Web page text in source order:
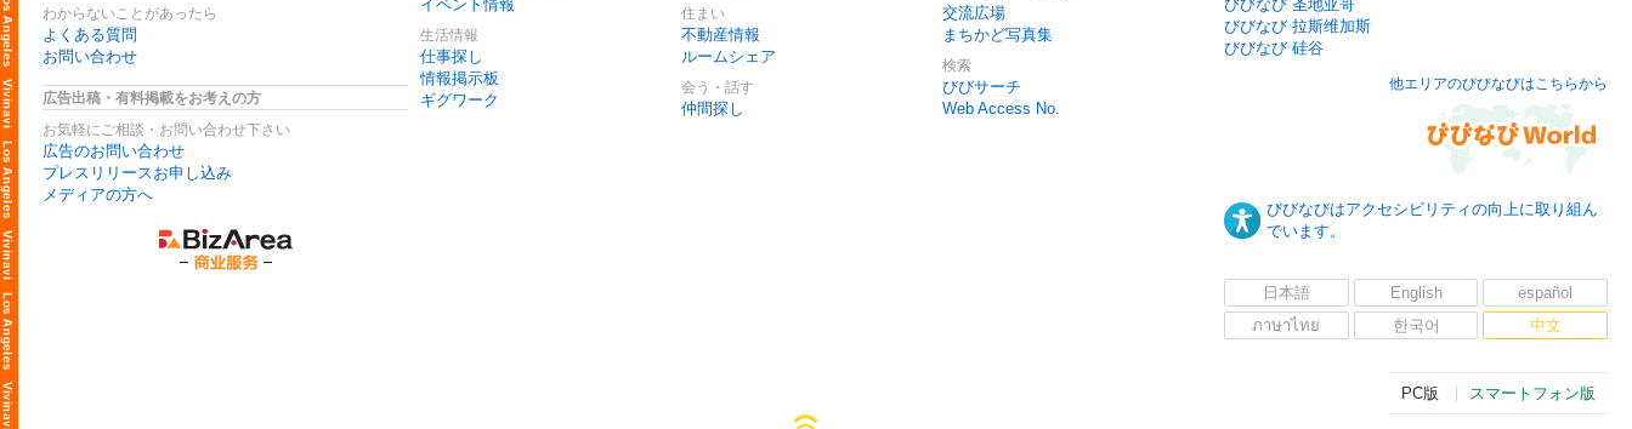
わからないことがあったら
よくある質問
お問い合わせ
広告出稿・有料掲載をお考えの方
お気軽にご相談・お問い合わせ下さい
広告のお問い合わせ
プレスリリースお申し込み
メディアの方へ
イベント情報
生活情報
仕事探し
情報掲示板
ギグワーク
住まい
不動産情報
ルームシェア
会う・話す
仲間探し
交流広場
まちかど写真集
検索
びびサーチ
Web Access No.
びびなび 圣地亚哥
びびなび 拉斯维加斯
びびなび 硅谷
他エリアのびびなびはこちらから
びびなびはアクセシビリティの向上に取り組ん
でいます。
日本語 English
español
ภาษาไทย
한국어 中文
PC版 スマートフォン版